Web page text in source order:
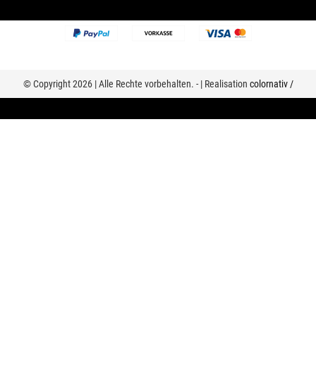
© Copyright 2026 | Alle Rechte vorbehalten. - | Realisation colornativ /